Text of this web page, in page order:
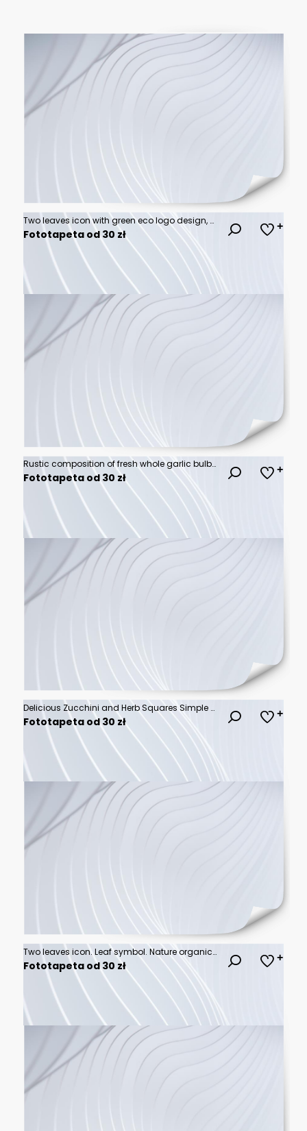
Two leaves icon with green eco logo design, nature organic isolated illustration for vegetarian and vegan product branding.
Fototapeta od 30 zł
Rustic composition of fresh whole garlic bulbs and scattered cloves on a wooden kitchen table, healthy cooking and culinary concept.
Fototapeta od 30 zł
Delicious Zucchini and Herb Squares Simple Recipe for a Healthy and Flavorful Side Dish
Fototapeta od 30 zł
Two leaves icon. Leaf symbol. Nature organic isolated illustration. Vegetarian or vegan label. Green eco logo.
Fototapeta od 30 zł